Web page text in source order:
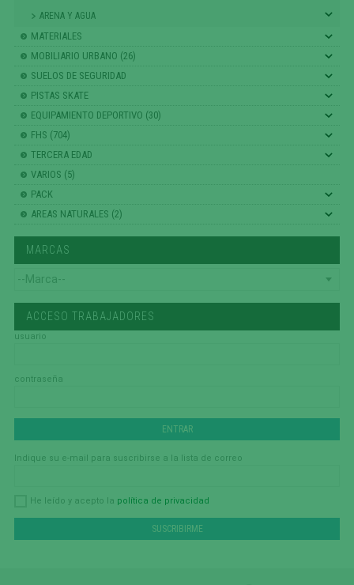
ARENA Y AGUA
MATERIALES
MOBILIARIO URBANO (26)
SUELOS DE SEGURIDAD
PISTAS SKATE
EQUIPAMIENTO DEPORTIVO (30)
FHS (704)
TERCERA EDAD
VARIOS (5)
PACK
AREAS NATURALES (2)
MARCAS
ACCESO TRABAJADORES
usuario
contraseña
Indique su e-mail para suscribirse a la lista de correo
He leído y acepto la política de privacidad